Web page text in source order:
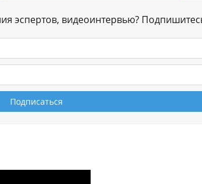
эспертов, видеоинтервью?